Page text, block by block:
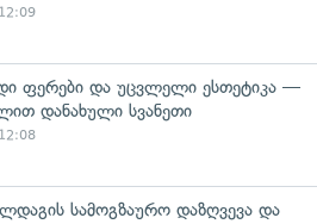
ფერები და უცვლელი ესთეტიკა —
დანახული სვანეთი
სამოგზაურო დაზღვევა და